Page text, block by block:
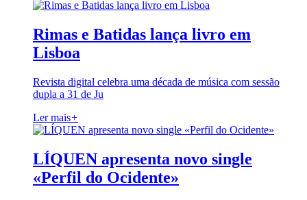
Rimas e Batidas lança livro em
Lisboa
Revista digital celebra uma década de música com sessão
dupla a 31 de Ju
Ler mais+
LÍQUEN apresenta novo single
«Perfil do Ocidente»